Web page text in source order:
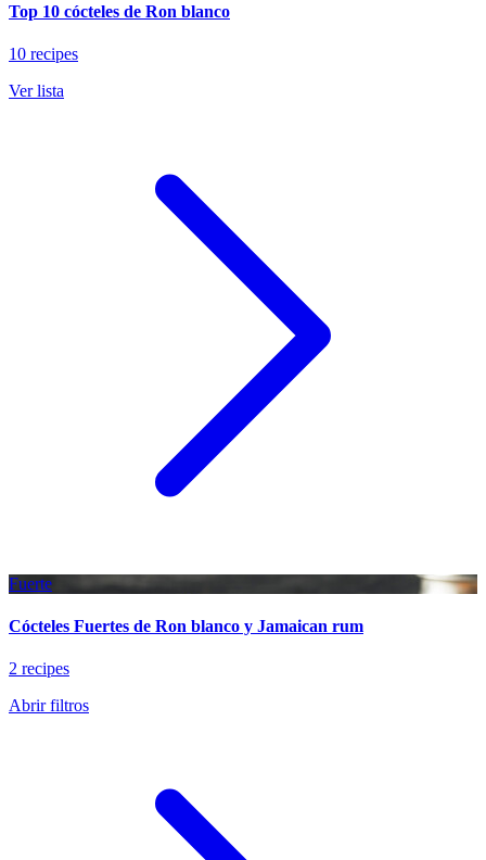
Top 10 cócteles de Ron blanco
10 recipes
Ver lista
Fuerte
Cócteles Fuertes de Ron blanco y Jamaican rum
2 recipes
Abrir filtros